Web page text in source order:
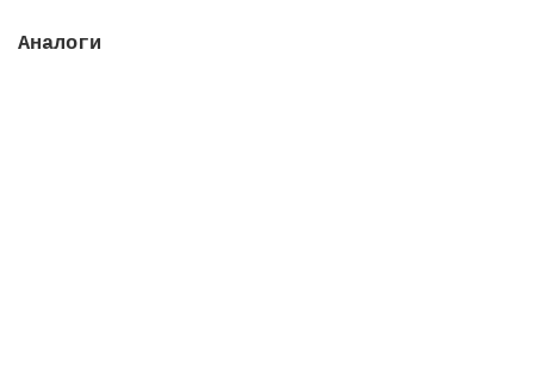
Аналоги